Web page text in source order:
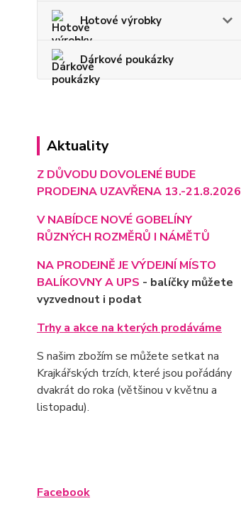
Hotové výrobky
Dárkové poukázky
Aktuality
Z DŮVODU DOVOLENÉ BUDE
PRODEJNA UZAVŘENA 13.-21.8.2026
V NABÍDCE NOVÉ GOBELÍNY
RŮZNÝCH ROZMĚRŮ I NÁMĚTŮ
NA PRODEJNĚ JE VÝDEJNÍ MÍSTO
BALÍKOVNY A UPS - balíčky můžete
vyzvednout i podat
Trhy a akce na kterých prodáváme
S našim zbožím se můžete setkat na
Krajkářských trzích, které jsou pořádány
dvakrát do roka (většinou v květnu a
listopadu).
Facebook